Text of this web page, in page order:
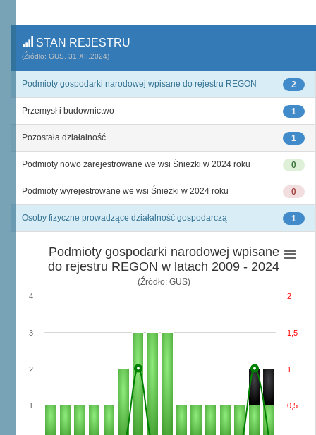
STAN REJESTRU
(Źródło: GUS, 31.XII.2024)
2
Podmioty gospodarki narodowej wpisane do rejestru REGON
1
Przemysł i budownictwo
1
Pozostała działalność
0
Podmioty nowo zarejestrowane we wsi Śnieżki w 2024 roku
0
Podmioty wyrejestrowane we wsi Śnieżki w 2024 roku
1
Osoby fizyczne prowadzące działalność gospodarczą
Podmioty gospodarki narodowej wpisane
do rejestru REGON w latach 2009 - 2024
(Źródło: GUS)
1
2
3
4
0,5
1
1,5
2